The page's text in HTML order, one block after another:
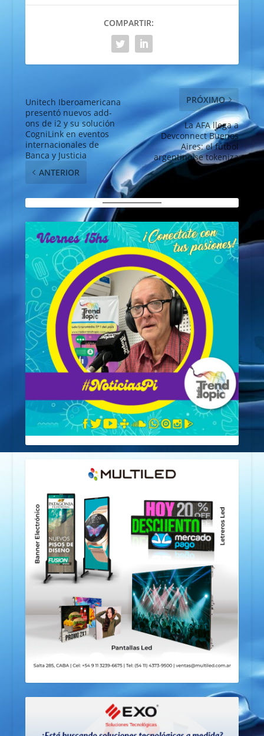
COMPARTIR:
Unitech Iberoamericana
presentó nuevos add-
ons de i2 y su solución
CogniLink en eventos
internacionales de
Banca y Justicia
ANTERIOR
PRÓXIMO
La AFA llega a
Devconnect Buenos
Aires: el fútbol
argentino se tokeniza